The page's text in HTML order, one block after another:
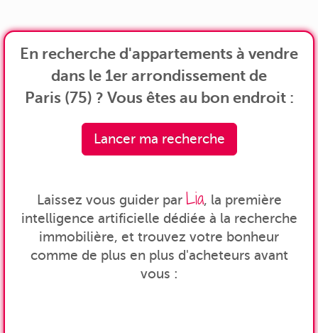
En recherche d'appartements à vendre
dans le 1er arrondissement de
Paris (75) ? Vous êtes au bon endroit :
Lancer ma recherche
Laissez vous guider par Lia, la première
intelligence artificielle dédiée à la recherche
immobilière, et trouvez votre bonheur
comme de plus en plus d'acheteurs avant
vous :